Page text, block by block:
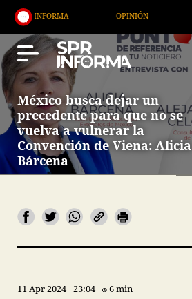
OPINIÓN ARTÍCULOS
México busca dejar un
precedente para que no se
vuelva a vulnerar la
Convención de Viena: Alicia
Bárcena
11 Apr 2024 23:04 6 min